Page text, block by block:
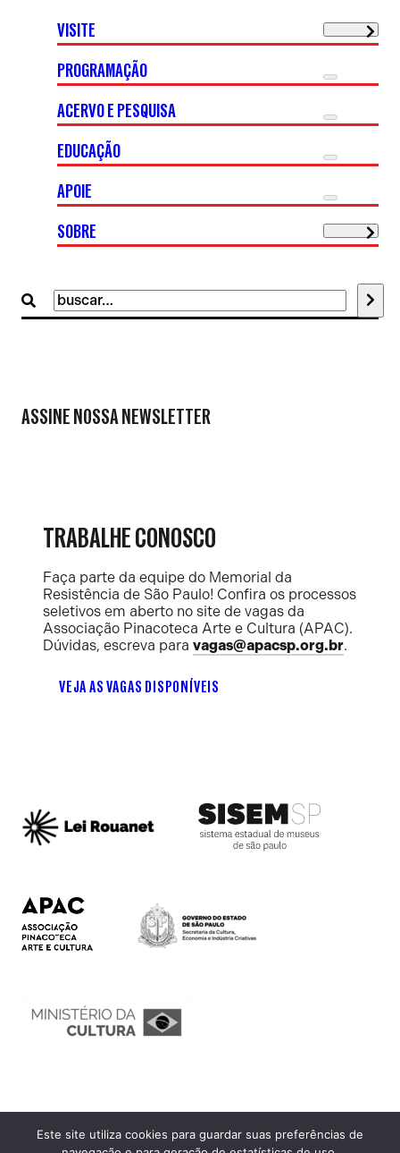
Buscar
por:
VISITE
PROGRAMAÇÃO
ACERVO E PESQUISA
EDUCAÇÃO
APOIE
SOBRE
ASSINE NOSSA NEWSLETTER
TRABALHE CONOSCO
Faça parte da equipe do Memorial da
Resistência de São Paulo! Confira os processos
seletivos em aberto no site de vagas da
Associação Pinacoteca Arte e Cultura (APAC).
Dúvidas, escreva para vagas@apacsp.org.br.
VEJA AS VAGAS DISPONÍVEIS
Ouvidoria
Este site utiliza cookies para guardar suas preferências de